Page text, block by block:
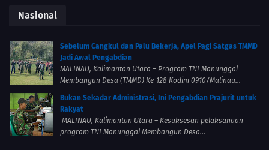
Nasional
Sebelum Cangkul dan Palu Bekerja, Apel Pagi Satgas TMMD
Jadi Awal Pengabdian
MALINAU, Kalimantan Utara – Program TNI Manunggal
Membangun Desa (TMMD) Ke-128 Kodim 0910/Malinau...
Bukan Sekadar Administrasi, Ini Pengabdian Prajurit untuk
Rakyat
MALINAU, Kalimantan Utara – Kesuksesan pelaksanaan
program TNI Manunggal Membangun Desa...